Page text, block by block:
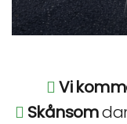
Vi
Skånsom